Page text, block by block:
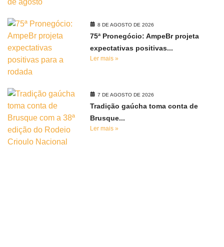
8 DE AGOSTO DE 2026
75ª Pronegócio: AmpeBr projeta
expectativas positivas...
Ler mais »
7 DE AGOSTO DE 2026
Tradição gaúcha toma conta de
Brusque...
Ler mais »